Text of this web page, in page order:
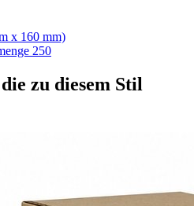
x 160 mm)
250
zu diesem Stil